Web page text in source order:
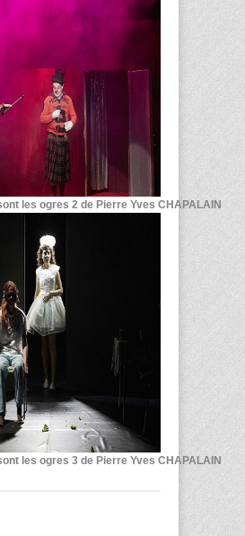
les ogres 2 de Pierre Yves CHAPALAIN
les ogres 3 de Pierre Yves CHAPALAIN